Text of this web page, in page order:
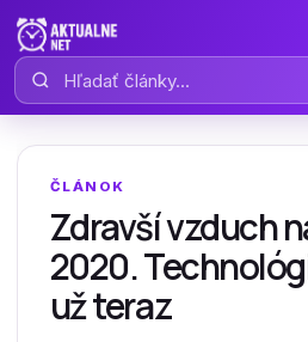
Hľadať články
ČLÁNOK
Zdravší vzduch
2020.
už teraz